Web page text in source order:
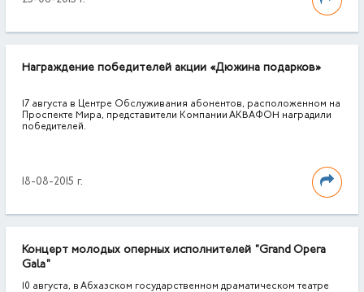
Награждение победителей акции «Дюжина подарков»
17 августа в Центре Обслуживания абонентов, расположенном на
Проспекте Мира, представители Компании АКВАФОН наградили
победителей.
18-08-2015 г.
Концерт молодых оперных исполнителей "Grand Opera
Gala"
10 августа, в Абхазском государственном драматическом театре